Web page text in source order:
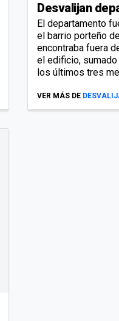
Desvalijan
El departamento
el barrio porteño
encontraba fuera
el edificio,
los últimos tres
VER MÁS DE